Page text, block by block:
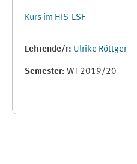
Kurs im HIS-LSF
Lehrende/r: Ulrike Röttger
Semester: WT 2019/20